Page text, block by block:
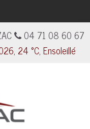
04 71 08 60 67
24 °C, Ensoleillé